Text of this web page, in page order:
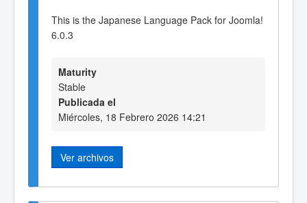
This is the Japanese Language Pack for Joomla!
6.0.3
Maturity
Stable
Publicada el
Miércoles, 18 Febrero 2026 14:21
Ver archivos